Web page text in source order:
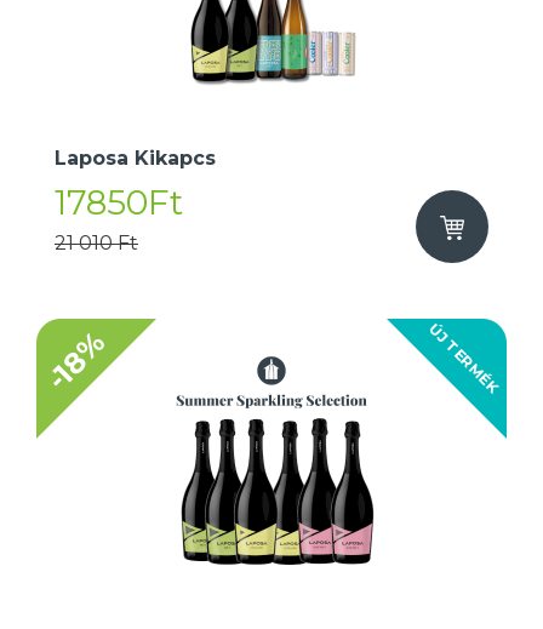
Laposa Kikapcs
17850Ft
21 010 Ft
ÚJ TERMÉK
-18%